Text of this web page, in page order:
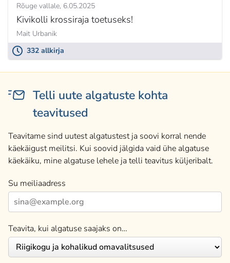
Rõuge vallale 6.05.2025
Kivikolli krossiraja toetuseks!
Mait Urbanik
332 allkirja
Telli uute algatuste kohta
teavitused
Teavitame sind uutest algatustest ja soovi korral nende
käekäigust meilitsi. Kui soovid jälgida vaid ühe algatuse
käekäiku, mine algatuse lehele ja telli teavitus küljeribalt.
Su meiliaadress
Teavita, kui algatuse saajaks on…